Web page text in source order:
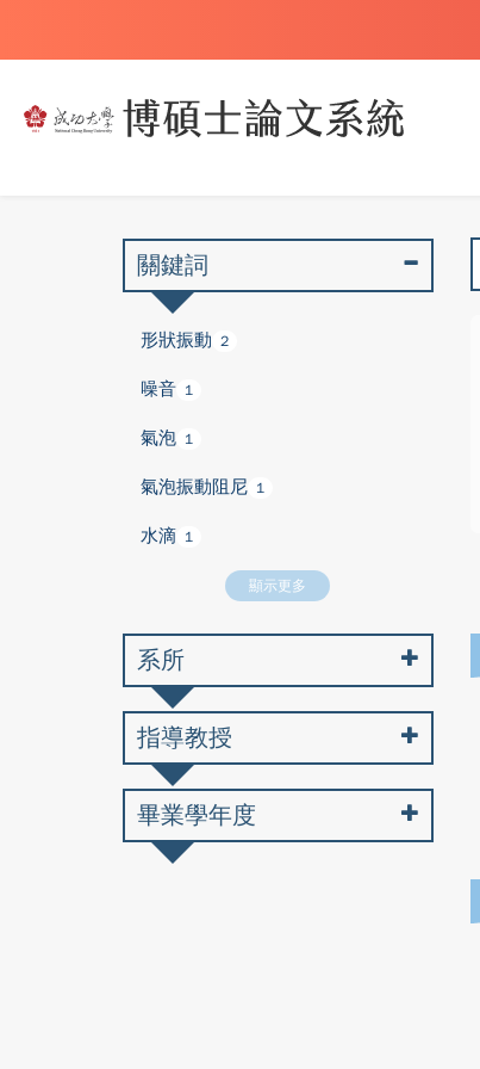
關鍵詞
形狀振動 2
噪音 1
氣泡 1
氣泡振動阻尼 1
水滴 1
顯示更多
系所
指導教授
畢業學年度